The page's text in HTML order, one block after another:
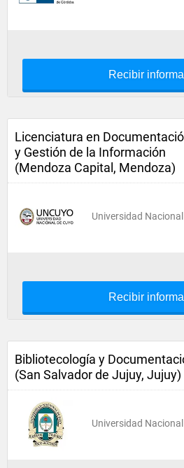
Recibir
Licenciatura en
y Gestión de la Información
(Mendoza Capital, Mendoza)
Universidad
Recibir
Bibliotecología y
(San Salvador de Jujuy, Jujuy)
Universidad